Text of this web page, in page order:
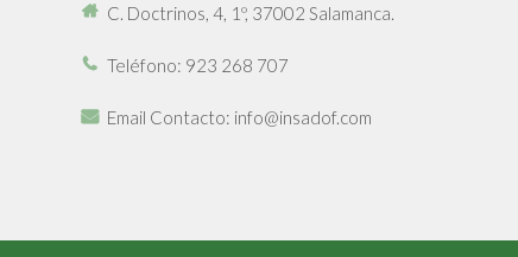
C. Doctrinos, 4, 1º, 37002 Salamanca.
Teléfono: 923 268 707
Email Contacto: info@insadof.com